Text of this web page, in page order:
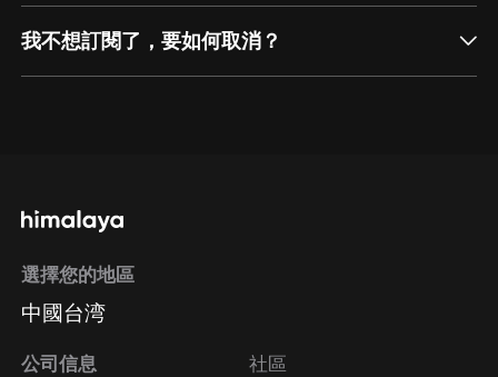
我不想訂閱了，要如何取消？
方法 Google Play取消訂閱方法
選擇您的地區
中國台湾
公司信息 社區